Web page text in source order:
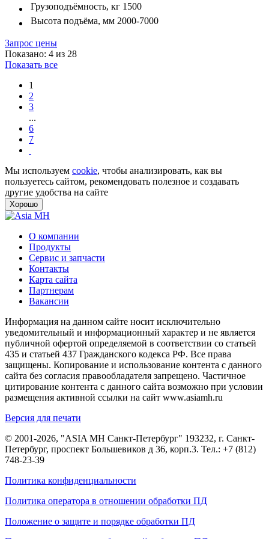
Грузоподъёмность, кг 1500
Высота подъёма, мм 2000-7000
Запрос цены
Показано: 4 из 28
Показать все
1
2
3
...
6
7
Мы используем cookie, чтобы анализировать, как вы
пользуетесь сайтом, рекомендовать полезное и создавать
другие удобства на сайте
Хорошо
О компании
Продукты
Сервис и запчасти
Контакты
Карта сайта
Партнерам
Вакансии
Информация на данном сайте носит исключительно
уведомительный и информационный характер и не является
публичной офертой определяемой в соответствии со статьей
435 и статьей 437 Гражданского кодекса РФ. Все права
защищены. Копирование и использование контента с данного
сайта без согласия правообладателя запрещено. Частичное
цитирование контента с данного сайта возможно при условии
размещения активной ссылки на сайт www.asiamh.ru
Версия для печати
© 2001-2026, "ASIA MH Санкт-Петербург" 193232, г. Санкт-
Петербург, проспект Большевиков д 36, корп.3. Тел.: +7 (812)
748-23-39
Политика конфиденциальности
Политика оператора в отношении обработки ПД
Положение о защите и порядке обработки ПД